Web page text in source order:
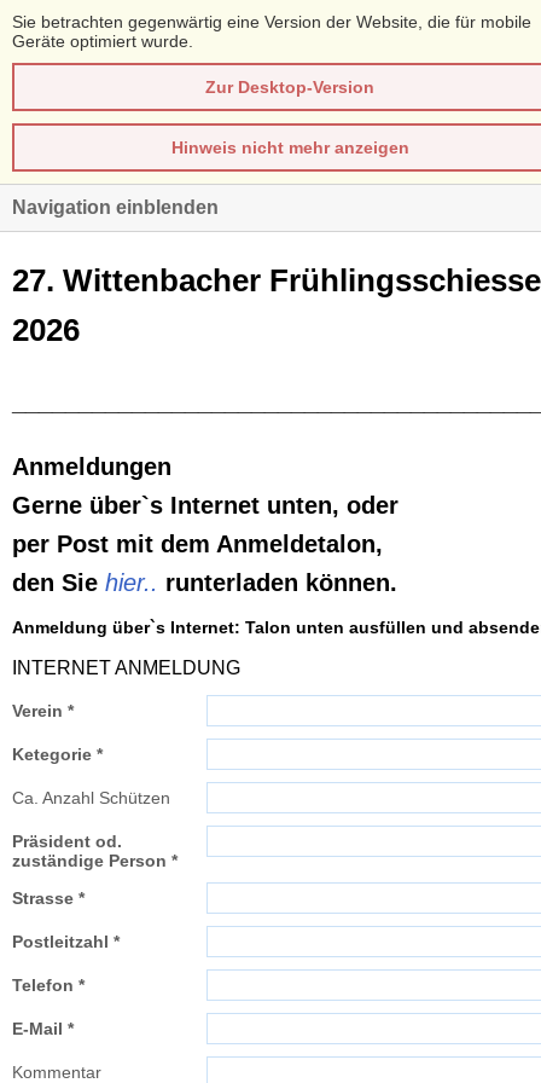
Sie betrachten gegenwärtig eine Version der Website, die für mobile
Geräte optimiert wurde.
Zur Desktop-Version
Hinweis nicht mehr anzeigen
Navigation einblenden
27. Wittenbacher
2026
Anmeldungen
Gerne über`s Internet unten, oder
per Post mit dem Anmeldetalon,
den Sie hier.. runterladen können.
Anmeldung über`s Internet: Talon unten ausfüllen und
INTERNET ANMELDUNG
Verein *
Ketegorie *
Ca. Anzahl Schützen
Präsident od.
zuständige Person *
Strasse *
Postleitzahl *
Telefon *
E-Mail *
Kommentar